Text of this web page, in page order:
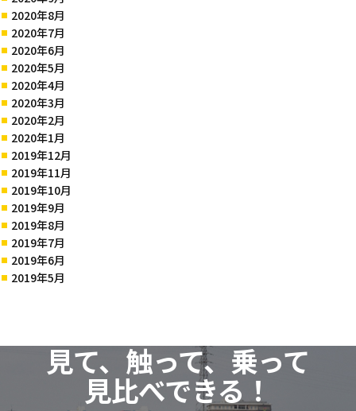
2020年8月
2020年7月
2020年6月
2020年5月
2020年4月
2020年3月
2020年2月
2020年1月
2019年12月
2019年11月
2019年10月
2019年9月
2019年8月
2019年7月
2019年6月
2019年5月
見て、触って、乗って
見比べできる！